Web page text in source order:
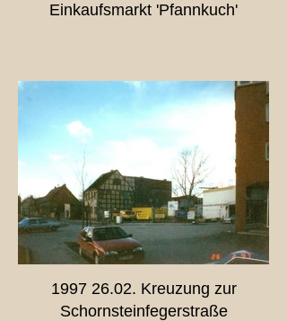
Einkaufsmarkt 'Pfannkuch'
1997 26.02. Kreuzung zur
Schornsteinfegerstraße